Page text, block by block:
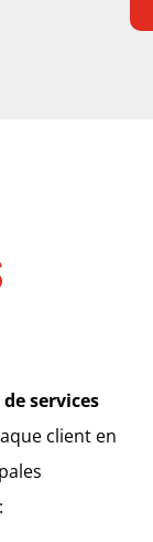
services
client en